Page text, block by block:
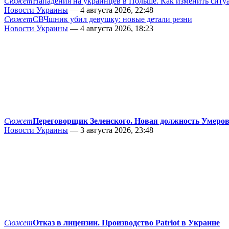
Новости Украины — 4 августа 2026, 22:48
СюжетСВЧшник убил девушку: новые детали резни
Новости Украины — 4 августа 2026, 18:23
СюжетПереговорщик Зеленского. Новая должность
Новости Украины — 3 августа 2026, 23:48
СюжетОтказ в лицензии. Производство Patriot в Украине